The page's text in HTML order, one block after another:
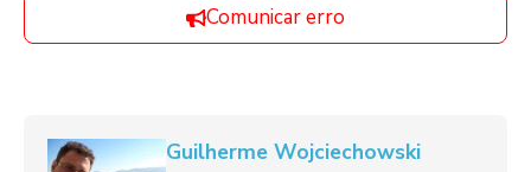
Comunicar erro
Guilherme Wojciechowski